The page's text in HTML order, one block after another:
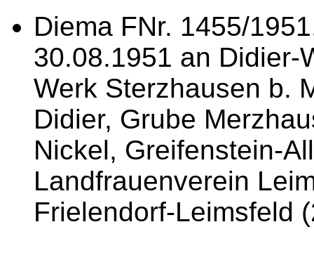
Diema FNr. 1455/
30.08.1951 an Didier-
Werk Sterzhausen b.
Didier, Grube
Nickel, Greifenstein-
Landfrauenverein
Frielendorf-Leimsfeld